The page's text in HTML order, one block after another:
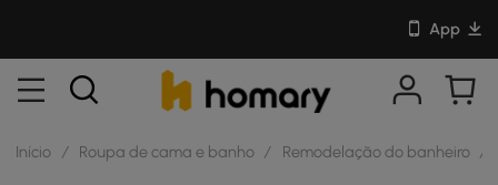
App
Início / Roupa de cama e banho / Remodelação do banheiro /